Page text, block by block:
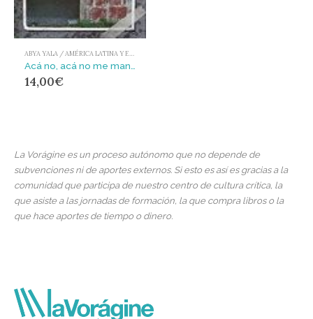
ABYA YALA / AMÉRICA LATINA Y EL CARIBE
14,00€
La Vorágine es un proceso autónomo que no depende de
subvenciones ni de aportes externos. Si esto es así es gracias a la
comunidad que participa de nuestro centro de cultura crítica, la
que asiste a las jornadas de formación, la que compra libros o la
que hace aportes de tiempo o dinero.